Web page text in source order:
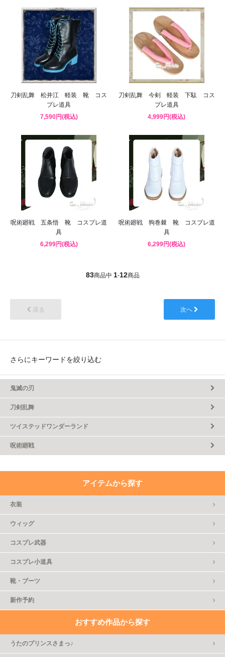
刀剣乱舞 松井江 軽装 靴 コス
プレ道具
7,590円(税込)
刀剣乱舞 今剣 軽装 下駄 コス
プレ道具
4,999円(税込)
呪術廻戦 五条悟 靴 コスプレ道
具
6,299円(税込)
呪術廻戦 狗巻棘 靴 コスプレ道
具
6,299円(税込)
83商品中 1-12商品
戻る 次へ
さらにキーワードを絞り込む
鬼滅の刃
刀剣乱舞
ツイステッドワンダーランド
呪術廻戦
アイテムから探す
衣装
ウィッグ
コスプレ武器
コスプレ小道具
靴・ブーツ
新作予約
おすすめ作品から探す
うたのプリンスさまっ♪